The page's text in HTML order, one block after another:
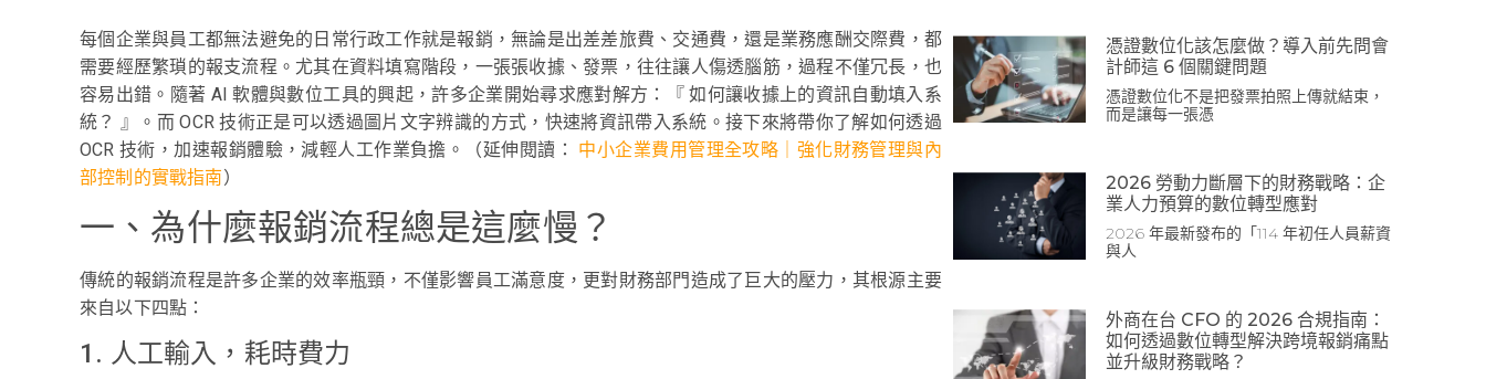
每個企業與員工都無法避免的日常行政工作就是報銷，無論是出差差旅費、交通費，還是業務應酬交際費，都
需要經歷繁瑣的報支流程。尤其在資料填寫階段，一張張收據、發票，往往讓人傷透腦筋，過程不僅冗長，也
容易出錯。隨著 AI 軟體與數位工具的興起，許多企業開始尋求應對解方：『 如何讓收據上的資訊自動填入系
統？ 』。而 OCR 技術正是可以透過圖片文字辨識的方式，快速將資訊帶入系統。接下來將帶你了解如何透過
OCR 技術，加速報銷體驗，減輕人工作業負擔。（延伸閱讀：
中小企業費用管理全攻略｜強化財務管理與內
部控制的實戰指南）
一、為什麼報銷流程總是這麼慢？
傳統的報銷流程是許多企業的效率瓶頸，不僅影響員工滿意度，更對財務部門造成了巨大的壓力，其根源主要
來自以下四點：
1. 人工輸入，耗時費力
憑證數位化該怎麼做？導入前先問會
計師這 6 個關鍵問題
憑證數位化不是把發票拍照上傳就結束，
而是讓每一張憑
2026 勞動力斷層下的財務戰略：企
業人力預算的數位轉型應對
2026 年最新發布的「114 年初任人員薪資
與人
外商在台 CFO 的 2026 合規指南：
如何透過數位轉型解決跨境報銷痛點
並升級財務戰略？